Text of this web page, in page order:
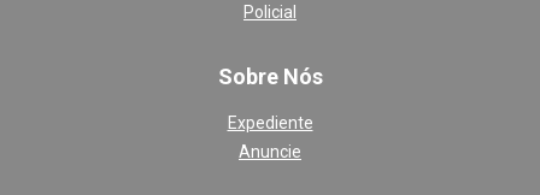
Policial
Sobre Nós
Expediente
Anuncie